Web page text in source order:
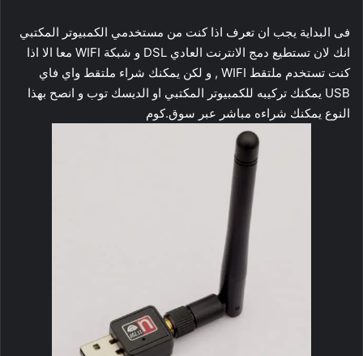
فى البداية يجب ان تعرف اذا كنت من مستخدمي الكمبيوتر المكتبي
انك لان تستطيع دمج الانترنت العادي DSL و شبكة WIFI معا الا اذا
كنت تستخدم ملتقط WIFI , و لكن يمكنك شراء ملتقط واي فاي
USB يمكنك تركيبه للكمبيوتر المكتبي او الديسك توب و انصح بهذا
النوع يمكنك شراءه مباشر عبر سوق.كوم